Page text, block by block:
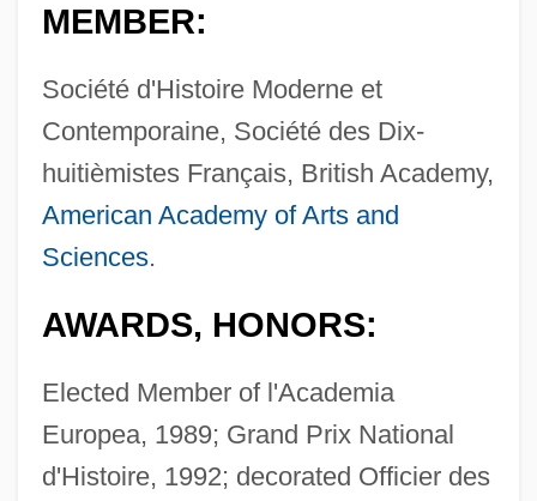
MEMBER:
Société d'Histoire Moderne et
Contemporaine, Société des Dix-
huitièmistes Français, British Academy,
American Academy of Arts and
Sciences.
AWARDS, HONORS:
Elected Member of l'Academia
Europea, 1989; Grand Prix National
d'Histoire, 1992; decorated Officier des